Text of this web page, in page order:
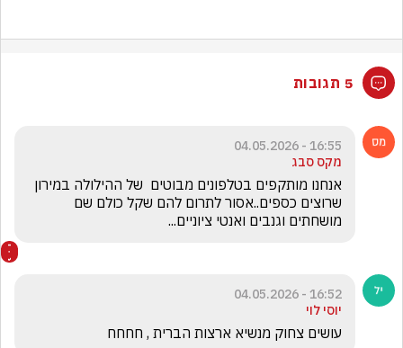
5 תגובות
16:55 - 04.05.2026
מקס סבג
מושחתים וגנבים ואנטי ציוניים...
16:52 - 04.05.2026
יוסי לוי
עושים צחוק מנשיא ארצות הברית , חחחח